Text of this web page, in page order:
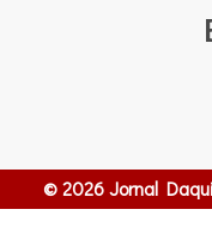
© 2026 Jornal